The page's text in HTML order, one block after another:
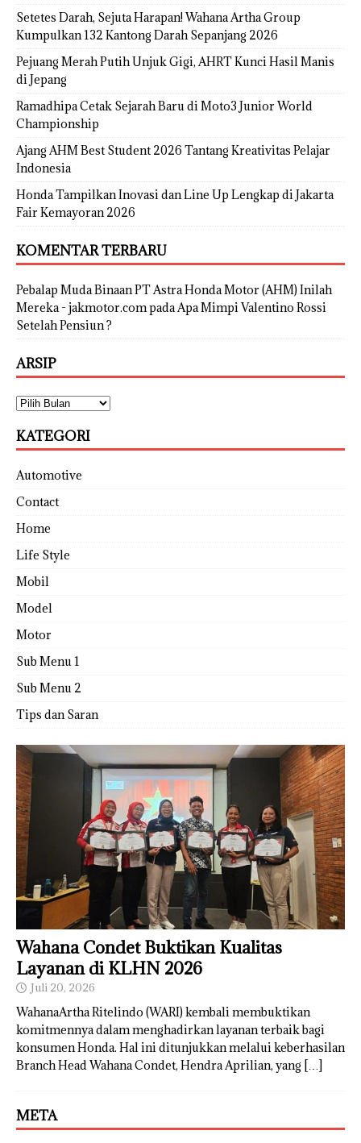
Setetes Darah, Sejuta Harapan! Wahana Artha Group
Kumpulkan 132 Kantong Darah Sepanjang 2026
Pejuang Merah Putih Unjuk Gigi, AHRT Kunci Hasil Manis
di Jepang
Ramadhipa Cetak Sejarah Baru di Moto3 Junior World
Championship
Ajang AHM Best Student 2026 Tantang Kreativitas Pelajar
Indonesia
Honda Tampilkan Inovasi dan Line Up Lengkap di Jakarta
Fair Kemayoran 2026
KOMENTAR TERBARU
Pebalap Muda Binaan PT Astra Honda Motor (AHM) Inilah
Mereka - jakmotor.compada Apa Mimpi Valentino Rossi
Setelah Pensiun ?
ARSIP
KATEGORI
Automotive
Contact
Home
Life Style
Mobil
Model
Motor
Sub Menu 1
Sub Menu 2
Tips dan Saran
Wahana Condet Buktikan Kualitas
Layanan di KLHN 2026
Juli 20, 2026
WahanaArtha Ritelindo (WARI) kembali membuktikan
komitmennya dalam menghadirkan layanan terbaik bagi
konsumen Honda. Hal ini ditunjukkan melalui keberhasilan
Branch Head Wahana Condet, Hendra Aprilian, yang […]
META